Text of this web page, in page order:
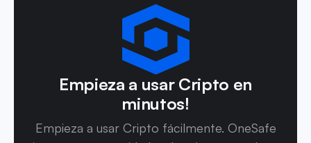
Empieza a usar Cripto en
minutos!
Empieza a usar Cripto fácilmente. OneSafe